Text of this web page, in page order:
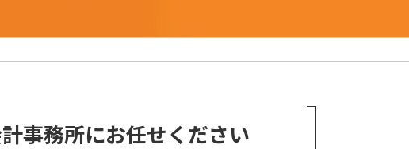
事務所にお任せください